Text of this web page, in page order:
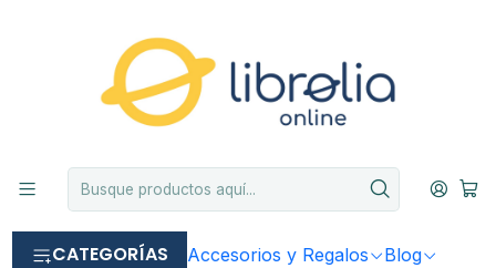
CATEGORÍAS Accesorios y Regalos Blog